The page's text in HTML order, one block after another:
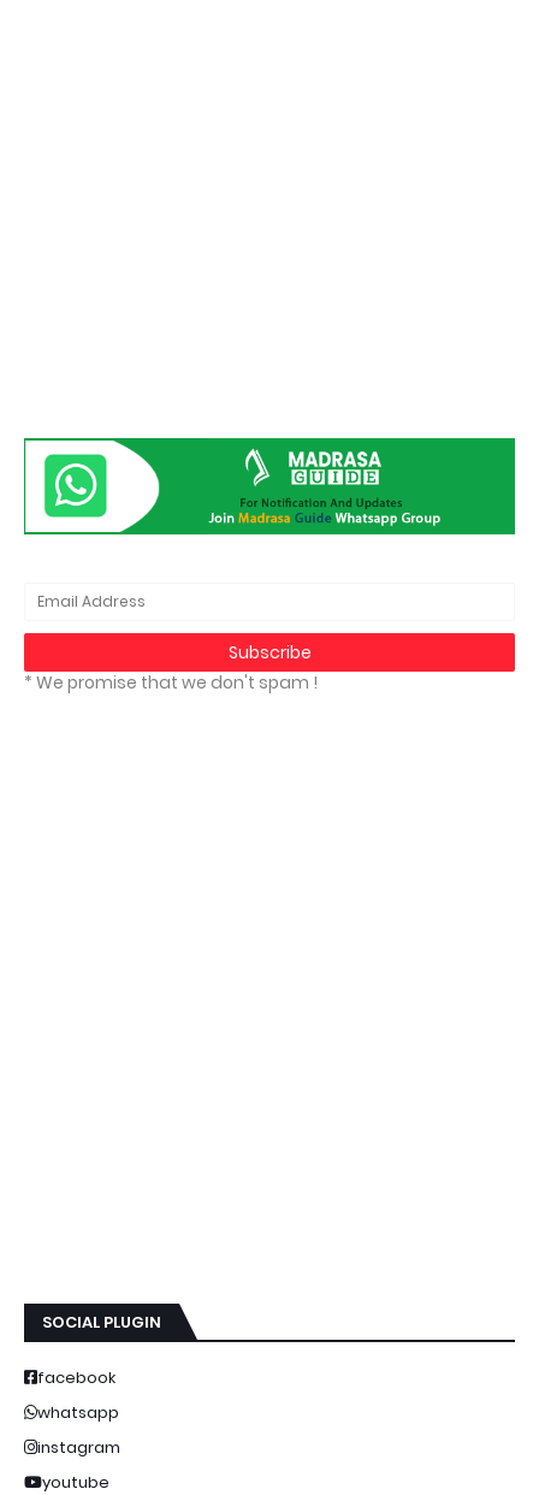
* We promise that we don't spam !
SOCIAL PLUGIN
facebook
whatsapp
instagram
youtube